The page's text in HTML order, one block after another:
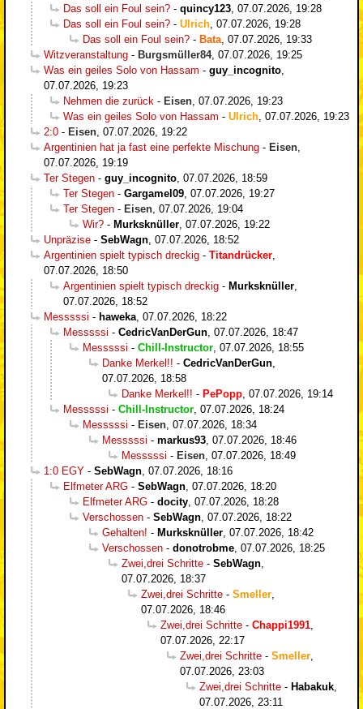
Das soll ein Foul sein? - quincy123 07.07.2026, 19:28
Das soll ein Foul sein? - Ulrich 07.07.2026, 19:28
Das soll ein Foul sein? - Bata 07.07.2026, 19:33
Witzveranstaltung - Burgsmüller84, 07.07.2026, 19:25
Was ein geiles Solo von Hassam - guy_incognito
07.07.2026, 19:23
Nehmen die zurück - Eisen 07.07.2026, 19:23
Was ein geiles Solo von Hassam - Ulrich 07.07.2026, 19:23
2:0 - Eisen 07.07.2026, 19:22
Argentinien hat ja fast eine perfekte Mischung - Eisen
07.07.2026, 19:19
Ter Stegen - guy_incognito 07.07.2026, 18:59
Ter Stegen - Gargamel09 07.07.2026, 19:27
Ter Stegen - Eisen 07.07.2026, 19:04
Wir? - Murksknüller 07.07.2026, 19:22
Unpräzise - SebWagn 07.07.2026, 18:52
Argentinien spielt typisch dreckig - Titandrücker
07.07.2026, 18:50
Argentinien spielt typisch dreckig - Murksknüller
07.07.2026, 18:52
Messsssi - haweka 07.07.2026, 18:22
Messsssi - CedricVanDerGun 07.07.2026, 18:47
Messsssi - Chill-Instructor 07.07.2026, 18:55
Danke Merkel!! - CedricVanDerGun
07.07.2026, 18:58
Danke Merkel!! - PePopp 07.07.2026, 19:14
Messsssi - Chill-Instructor 07.07.2026, 18:24
Messsssi - Eisen 07.07.2026, 18:34
Messsssi - markus93 07.07.2026, 18:46
Messsssi - Eisen 07.07.2026, 18:49
1:0 EGY - SebWagn 07.07.2026, 18:16
Elfmeter ARG - SebWagn 07.07.2026, 18:20
Elfmeter ARG - docity 07.07.2026, 18:28
Verschossen - SebWagn 07.07.2026, 18:22
Gehalten! - Murksknüller 07.07.2026, 18:42
Verschossen - donotrobme 07.07.2026, 18:25
Zwei,drei Schritte - SebWagn
07.07.2026, 18:37
Zwei,drei Schritte - Smeller
07.07.2026, 18:46
Zwei,drei Schritte - Chappi1991
07.07.2026, 22:17
Zwei,drei Schritte - Smeller
07.07.2026, 23:03
Zwei,drei Schritte - Habakuk
07.07.2026, 23:11